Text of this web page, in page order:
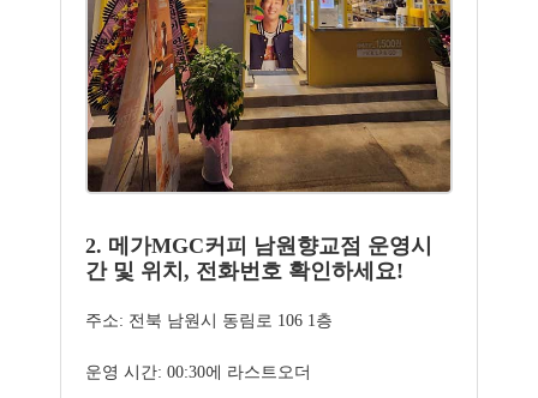
2. 메가MGC커피 남원향교점 운영시
간 및 위치, 전화번호 확인하세요!
주소: 전북 남원시 동림로 106 1층
운영 시간: 00:30에 라스트오더